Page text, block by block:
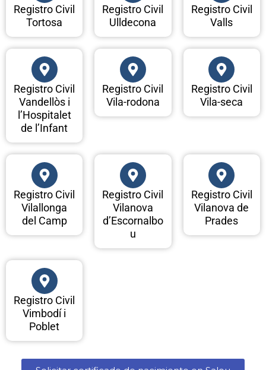
Registro Civil
Tortosa
Registro Civil
Ulldecona
Registro Civil
Valls
Registro Civil
Vandellòs i
l’Hospitalet
de l’Infant
Registro Civil
Vila-rodona
Registro Civil
Vila-seca
Registro Civil
Vilallonga
del Camp
Registro Civil
Vilanova
d’Escornalbo
u
Registro Civil
Vilanova de
Prades
Registro Civil
Vimbodí i
Poblet